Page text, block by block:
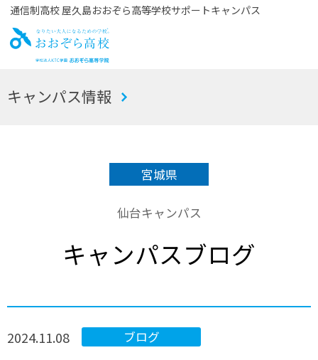
通信制高校 屋久島おおぞら高等学校サポートキャンパス
お
キャンパス情報
宮城県
仙台キャンパス
キャンパスブログ
ブログ
2024.11.08